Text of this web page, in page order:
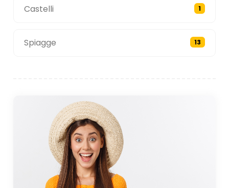
Castelli 1
Spiagge 13